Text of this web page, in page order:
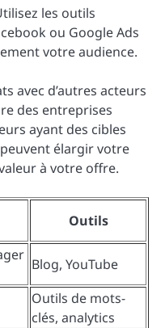
les outils
ou Google Ads
votre audience.
avec d’autres acteurs
des entreprises
ayant des cibles
élargir votre
à votre offre.
Outils
Blog, YouTube
Outils de mots-
clés, analytics